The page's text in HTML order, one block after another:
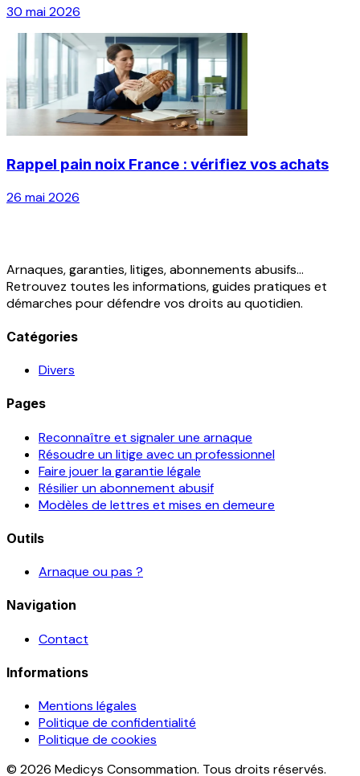
30 mai 2026
Rappel pain noix France : vérifiez vos achats
26 mai 2026
Arnaques, garanties, litiges, abonnements abusifs...
Retrouvez toutes les informations, guides pratiques et
démarches pour défendre vos droits au quotidien.
Catégories
Divers
Pages
Reconnaître et signaler une arnaque
Résoudre un litige avec un professionnel
Faire jouer la garantie légale
Résilier un abonnement abusif
Modèles de lettres et mises en demeure
Outils
Arnaque ou pas ?
Navigation
Contact
Informations
Mentions légales
Politique de confidentialité
Politique de cookies
© 2026 Medicys Consommation. Tous droits réservés.